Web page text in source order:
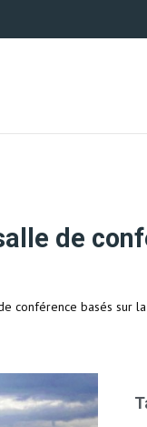
de
conférence basés sur